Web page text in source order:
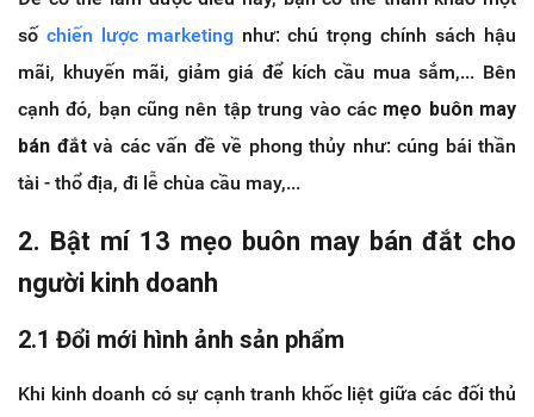
số chiến lược marketing như: chú trọng chính sách hậu
mãi, khuyến mãi, giảm giá để kích cầu mua sắm,... Bên
cạnh đó, bạn cũng nên tập trung vào các mẹo buôn may
bán đắtvà các vấn đề về phong thủy như: cúng bái thần
tài - thổ địa, đi lễ chùa cầu may,...
2. Bật mí 13 mẹo buôn may bán đắt cho
người kinh doanh
2.1 Đổi mới hình ảnh sản phẩm
Khi kinh doanh có sự cạnh tranh khốc liệt giữa các đối thủ